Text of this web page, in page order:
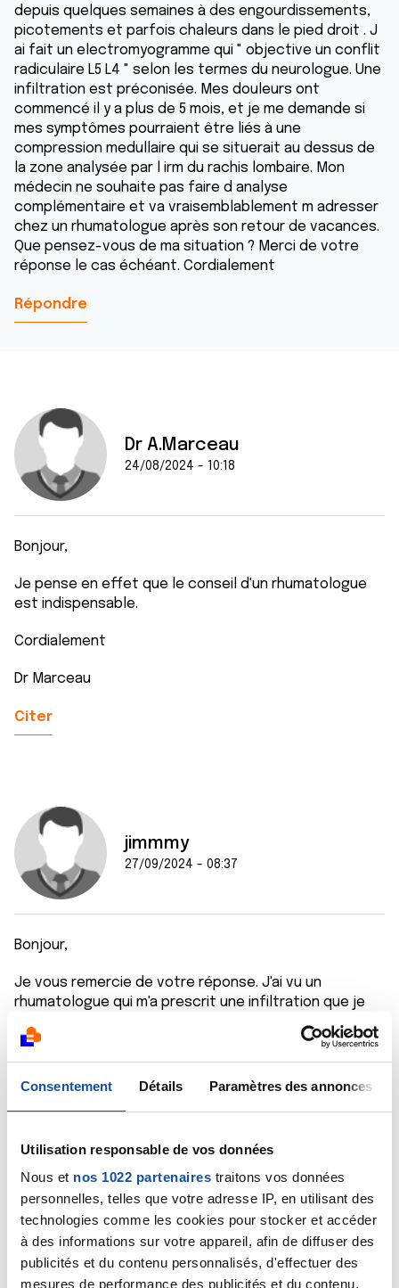
Consentement Détails Paramètres des annonces
Utilisation responsable de vos données
Nous et nos 1022 partenaires traitons vos données
personnelles, telles que votre adresse IP, en utilisant des
technologies comme les cookies pour stocker et accéder
à des informations sur votre appareil, afin de diffuser des
publicités et du contenu personnalisés, d'effectuer des
mesures de performance des publicités et du contenu,
depuis quelques semaines à des engourdissements,
picotements et parfois chaleurs dans le pied droit . J
ai fait un electromyogramme qui " objective un conflit
radiculaire L5 L4 " selon les termes du neurologue. Une
infiltration est préconisée. Mes douleurs ont
commencé il y a plus de 5 mois, et je me demande si
mes symptômes pourraient être liés à une
compression medullaire qui se situerait au dessus de
la zone analysée par l irm du rachis lombaire. Mon
médecin ne souhaite pas faire d analyse
complémentaire et va vraisemblablement m adresser
chez un rhumatologue après son retour de vacances.
Que pensez-vous de ma situation ? Merci de votre
réponse le cas échéant. Cordialement
Répondre
Dr A.Marceau
24/08/2024 - 10:18
Bonjour,
Je pense en effet que le conseil d'un rhumatologue
est indispensable.
Cordialement
Dr Marceau
Citer
jimmmy
27/09/2024 - 08:37
Bonjour,
Je vous remercie de votre réponse. J'ai vu un
rhumatologue qui m'a prescrit une infiltration que je
Les symptômes perdurent toutefois et ne me
rassurent pas, car je crains toujours une compression.
Je me dis toutefois qu'une compression d'origine
du début de mes symptômes) aurait causé des
symptômes d'une gravité autre qu'un mal de dos
persistant et des fourmillements.
Merci de me donner votre avis le cas échéant.
Cordialement